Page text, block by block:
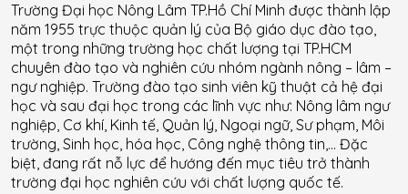
Trường Đại học Nông Lâm TP.Hồ Chí Minh được thành lập
năm 1955 trực thuộc quản lý của Bộ giáo dục đào tạo,
một trong những trường học chất lượng tại TP.HCM
chuyên đào tạo và nghiên cứu nhóm ngành nông – lâm –
ngư nghiệp. Trường đào tạo sinh viên kỹ thuật cả hệ đại
học và sau đại học trong các lĩnh vực như: Nông lâm ngư
nghiệp, Cơ khí, Kinh tế, Quản lý, Ngoại ngữ, Sư phạm, Môi
trường, Sinh học, hóa học, Công nghệ thông tin,… Đặc
biệt, đang rất nỗ lực để hướng đến mục tiêu trở thành
trường đại học nghiên cứu với chất lượng quốc tế.